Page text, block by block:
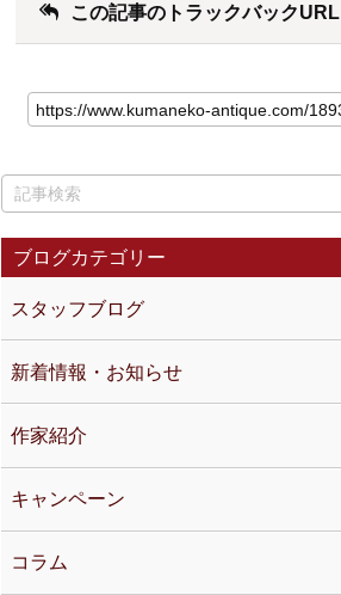
この記事のトラックバックURL
ブログカテゴリー
スタッフブログ
新着情報・お知らせ
作家紹介
キャンペーン
コラム